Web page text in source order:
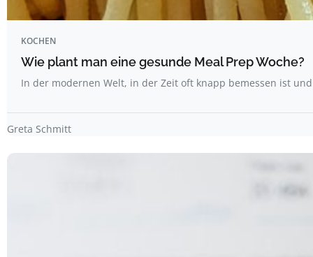
KOCHEN
Wie plant man eine gesunde Meal Prep Woche?
In der modernen Welt, in der Zeit oft knapp bemessen ist
Greta Schmitt